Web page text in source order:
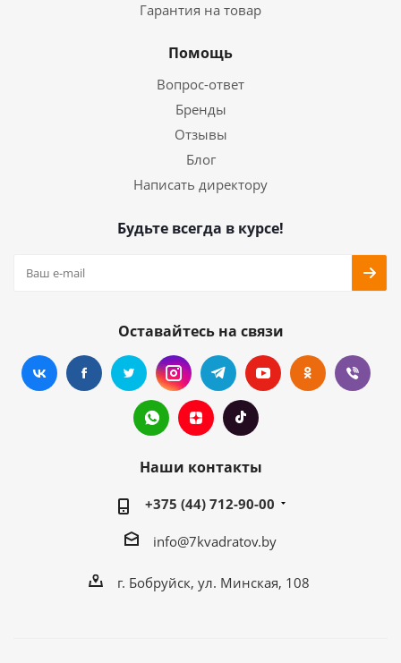
Гарантия на товар
Помощь
Вопрос-ответ
Бренды
Отзывы
Блог
Написать директору
Будьте всегда в курсе!
Оставайтесь на связи
Наши контакты
+375 (44) 712-90-00
info@7kvadratov.by
г. Бобруйск, ул. Минская, 108